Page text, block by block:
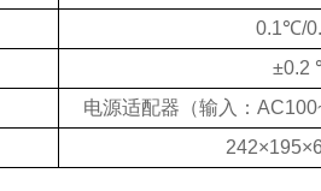
0.1℃/
±0.2
电源适配器（输入：